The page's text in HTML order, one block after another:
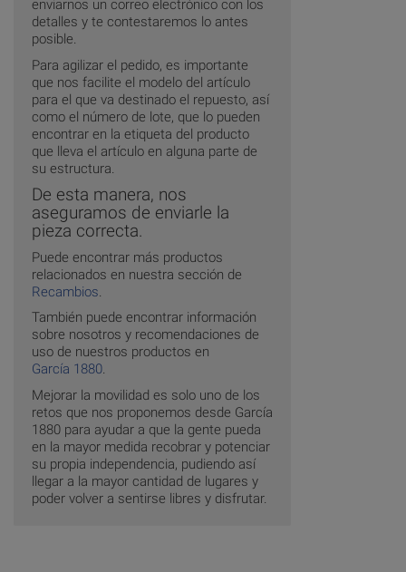
enviarnos un correo electrónico con los
detalles y te contestaremos lo antes
posible.
Para agilizar el pedido, es importante
que nos facilite el modelo del artículo
para el que va destinado el repuesto, así
como el número de lote, que lo pueden
encontrar en la etiqueta del producto
que lleva el artículo en alguna parte de
su estructura.
De esta manera, nos
aseguramos de enviarle la
pieza correcta.
Puede encontrar más productos
relacionados en nuestra sección de
Recambios
También puede encontrar información
sobre nosotros y recomendaciones de
uso de nuestros productos en
García 1880.
Mejorar la movilidad es solo uno de los
retos que nos proponemos desde García
1880 para ayudar a que la gente pueda
en la mayor medida recobrar y potenciar
su propia independencia, pudiendo así
llegar a la mayor cantidad de lugares y
poder volver a sentirse libres y disfrutar.